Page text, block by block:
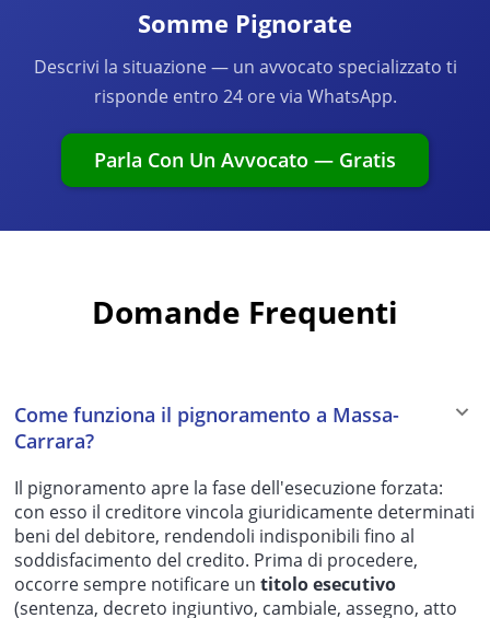
Somme Pignorate
Descrivi la situazione — un avvocato specializzato ti
risponde entro 24 ore via WhatsApp.
Parla Con Un Avvocato — Gratis
Domande Frequenti
Come funziona il pignoramento a Massa-
Carrara?
Il pignoramento apre la fase dell'esecuzione forzata:
con esso il creditore vincola giuridicamente determinati
beni del debitore, rendendoli indisponibili fino al
soddisfacimento del credito. Prima di procedere,
occorre sempre notificare un titolo esecutivo
(sentenza, decreto ingiuntivo, cambiale, assegno, atto